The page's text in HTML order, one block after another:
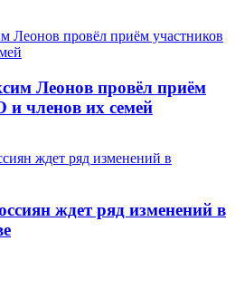
Леонов провёл приём
членов их семей
ждет ряд изменений в